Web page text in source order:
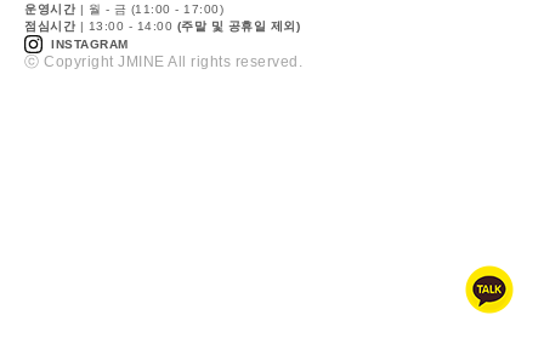
운영시간 | 월 - 금 (11:00 - 17:00)
점심시간 | 13:00 - 14:00 (주말 및 공휴일 제외)
INSTAGRAM
ⓒ Copyright JMINE All rights reserved.